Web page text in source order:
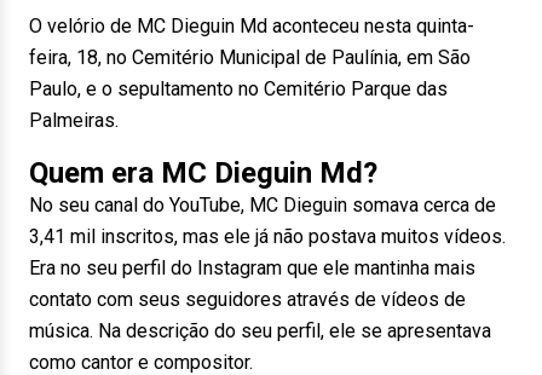
O velório de MC Dieguin Md aconteceu nesta quinta-
feira, 18, no Cemitério Municipal de Paulínia, em São
Paulo, e o sepultamento no Cemitério Parque das
Palmeiras.
Quem era MC Dieguin Md?
No seu canal do YouTube, MC Dieguin somava cerca de
3,41 mil inscritos, mas ele já não postava muitos vídeos.
Era no seu perfil do Instagram que ele mantinha mais
contato com seus seguidores através de vídeos de
música. Na descrição do seu perfil, ele se apresentava
como cantor e compositor.